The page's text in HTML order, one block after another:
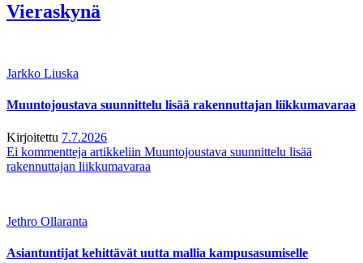
Vieraskynä
Jarkko Liuska
Muuntojoustava suunnittelu lisää rakennuttajan liikkumavaraa
Kirjoitettu 7.7.2026
Ei kommentteja artikkeliin Muuntojoustava suunnittelu lisää
rakennuttajan liikkumavaraa
Jethro Ollaranta
Asiantuntijat kehittävät uutta mallia kampusasumiselle